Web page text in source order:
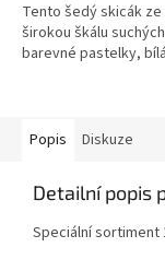
Tento šedý skicák
širokou škálu
barevné pastelky,
Popis Diskuze
Detailní popis
Speciální sortiment